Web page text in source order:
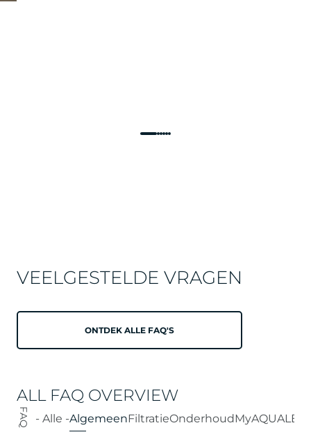
VEELGESTELDE VRAGEN
ONTDEK ALLE FAQ'S
ALL FAQ OVERVIEW
FAQ - Alle -AlgemeenFiltratieOnderhoudMyAQUALEX